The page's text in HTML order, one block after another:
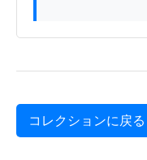
コレクションに戻る